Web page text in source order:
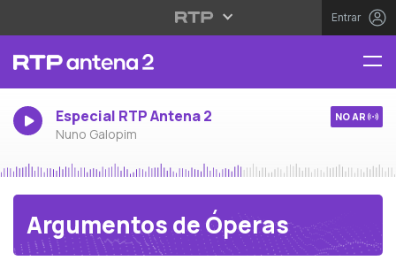
Entrar
Especial RTP Antena 2
Nuno Galopim
NO AR
Argumentos de Óperas